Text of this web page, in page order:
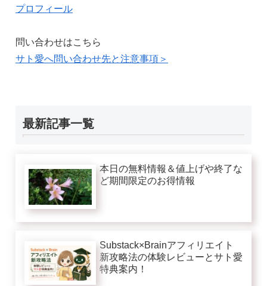
プロフィール
問い合わせはこちら
サト愛へ問い合わせ先と注意事項＞
最新記事一覧
本日の無料情報＆値上げや終了な
ど期間限定のお得情報
Substack×Brainアフィリエイト
新攻略法の体験レビューとサト愛
特典案内！